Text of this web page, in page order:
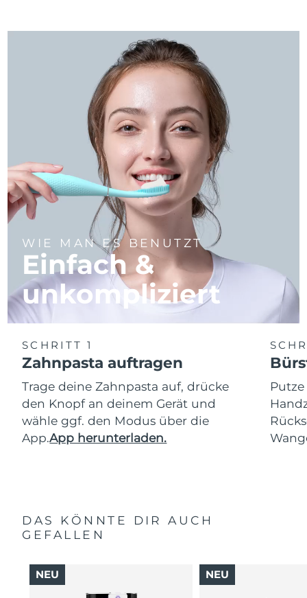
WIE MAN ES BENUTZT
Einfach &
unkompliziert
SCHRITT 1
Zahnpasta auftragen
Trage deine Zahnpasta auf, drücke
den Knopf an deinem Gerät und
wähle ggf. den Modus über die
App.App herunterladen.
DAS KÖNNTE DIR AUCH
GEFALLEN
NEU NEU